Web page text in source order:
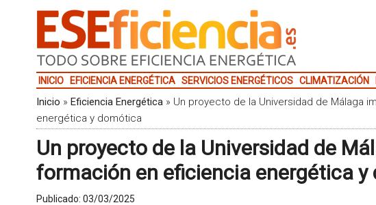
INICIO EFICIENCIA ENERGÉTICA SERVICIOS ENERGÉTICOS CLIMATIZACIÓN
Inicio » Eficiencia Energética» Un proyecto de la Universidad de Málaga
energética y domótica
Un proyecto de la Universidad de
formación en eficiencia energética y
Publicado: 03/03/2025